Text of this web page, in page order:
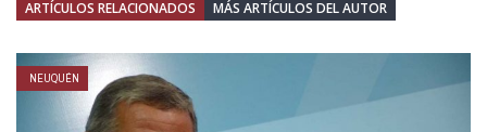
ARTÍCULOS RELACIONADOS MÁS ARTÍCULOS DEL AUTOR
NEUQUÉN